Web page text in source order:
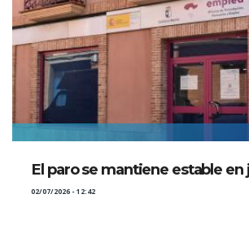
El paro se mantiene estable en
02/07/2026 - 12:42